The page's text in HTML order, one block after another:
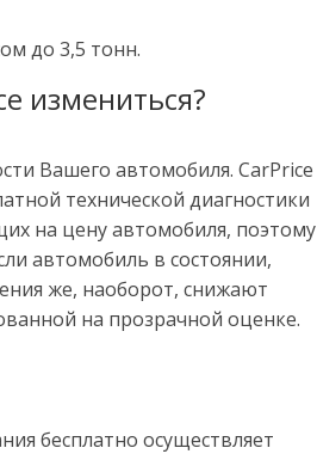
до 3,5 тонн.
измениться?
Вашего автомобиля. CarPrice
технической диагностики
на цену автомобиля, поэтому
автомобиль в состоянии,
же, наоборот, снижают
на прозрачной оценке.
бесплатно осуществляет